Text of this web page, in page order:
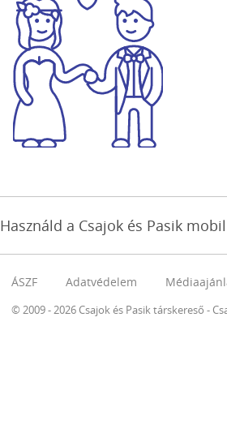
Használd a Csajok és Pasik
ÁSZF Adatvédelem
© 2009 - 2026 Csajok és Pasik társkereső -